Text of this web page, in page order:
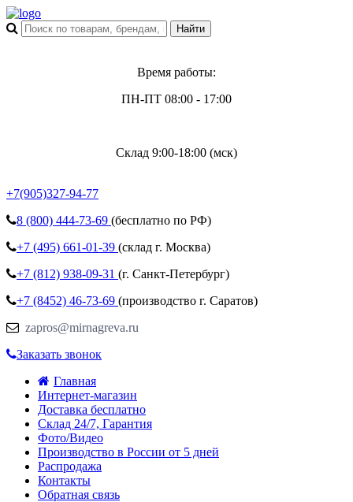
Время работы:
ПН-ПТ 08:00 - 17:00
Склад 9:00-18:00 (мск)
+7(905)327-94-77
8 (800) 444-73-69 (бесплатно по РФ)
+7 (495) 661-01-39 (склад г. Москва)
+7 (812) 938-09-31 (г. Санкт-Петербург)
+7 (8452) 46-73-69 (производство г. Саратов)
zapros@mirnagreva.ru
Заказать звонок
Главная
Интернет-магазин
Доставка бесплатно
Склад 24/7, Гарантия
Фото/Видео
Производство в России от 5 дней
Распродажа
Контакты
Обратная связь